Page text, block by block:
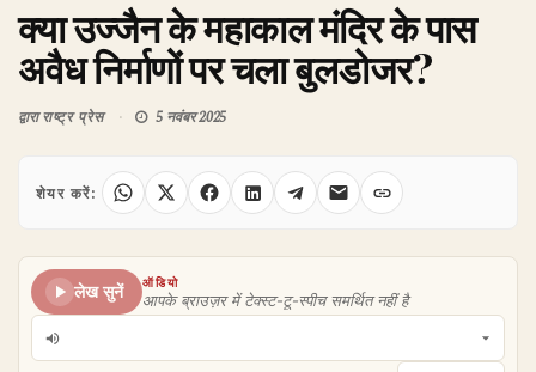
क्या उज्जैन के महाकाल मंदिर के पास
अवैध निर्माणों पर चला बुलडोजर?
द्वाराराष्ट्र प्रेस 5 नवंबर 2025
शेयर करें:
लेख सुनें
ऑडियो
आपके ब्राउज़र में टेक्स्ट-टू-स्पीच समर्थित नहीं है